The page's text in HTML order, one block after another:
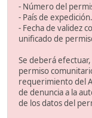
- Número del
- País de expedición.
- Fecha de validez
unificado de
Se deberá
permiso
requerimiento del
de denuncia a la
de los datos del